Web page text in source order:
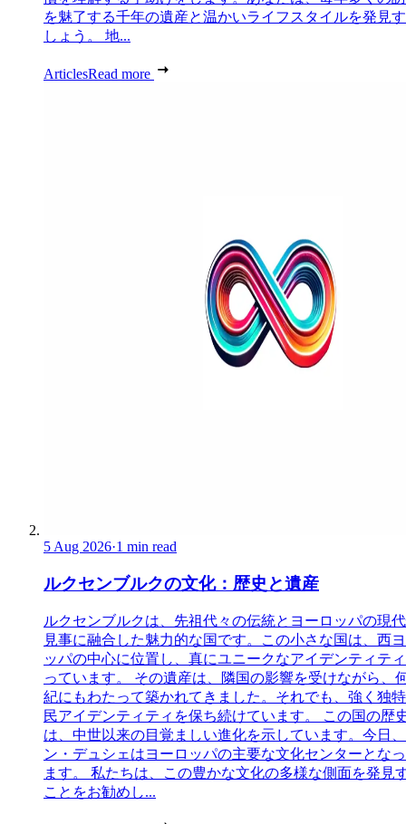
を魅了する千年の遺産と温かいライフスタイルを発見
しょう。 地...
ArticlesRead more
5 Aug 2026·1 min read
ルクセンブルクの文化：歴史と遺産
ルクセンブルクは、先祖代々の伝統とヨーロッパの現
見事に融合した魅力的な国です。この小さな国は、西
ッパの中心に位置し、真にユニークなアイデンティテ
っています。 その遺産は、隣国の影響を受けながら、
紀にもわたって築かれてきました。それでも、強く独
民アイデンティティを保ち続けています。 この国の歴
は、中世以来の目覚ましい進化を示しています。今日
ン・デュシェはヨーロッパの主要な文化センターとな
ます。 私たちは、この豊かな文化の多様な側面を発見
ことをお勧めし...